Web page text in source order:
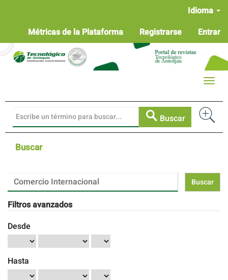
Contenido
principal
Barra
lateral
Idioma
Métricas de la Plataforma
Registrarse Entrar
Buscar
Toggle
Buscar
Buscar
artículos
por
Filtros avanzados
Desde
Hasta